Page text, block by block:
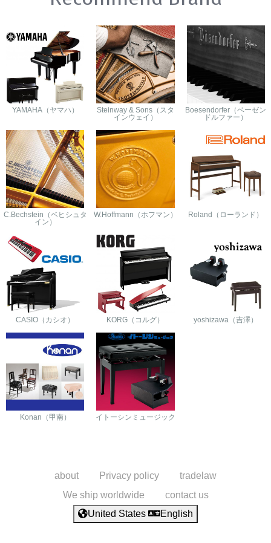
YAMAHA（ヤマハ）
Steinway & Sons（スタ
インウェイ）
Boesendorfer（ベーゼン
ドルファー）
C.Bechstein（ベヒシュタ
イン）
W.Hoffmann（ホフマン） Roland（ローランド）
CASIO（カシオ） KORG（コルグ） yoshizawa（吉澤）
Konan（甲南） イトーシンミュージック
about Privacy policy
tradelaw
We ship worldwide
contact us
United States
English